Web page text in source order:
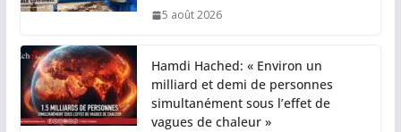
5 août 2026
Hamdi Hached: « Environ un
milliard et demi de personnes
simultanément sous l’effet de
vagues de chaleur »